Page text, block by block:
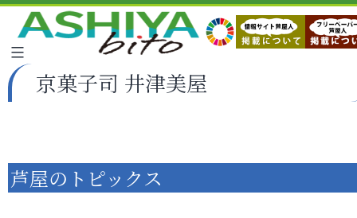
京菓子司 井津美屋
芦屋のトピックス